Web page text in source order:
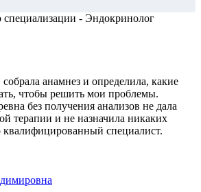
- Эндокринолог
анамнез и определила, какие
чтобы решить мои проблемы.
без получения анализов не дала
терапии и не назначила никаких
квалифицированный специалист.